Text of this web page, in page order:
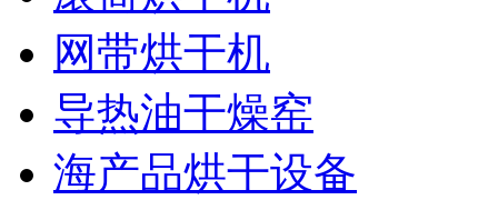
网带烘干机
导热油干燥窑
海产品烘干设备